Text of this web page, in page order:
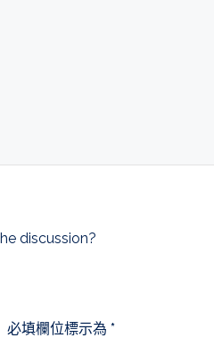
discussion?
必填欄位標示為 *